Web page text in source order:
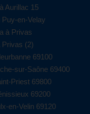
Aurillac 15
en-Velay
à Privas
Privas (2)
69100
sur-Saône 69400
Priest 69800
69200
en-Velin 69120